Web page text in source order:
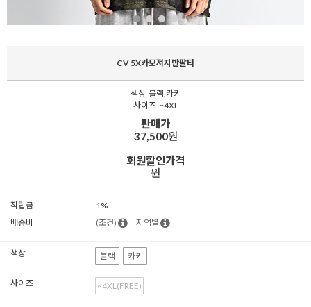
CV 5X카모져지반팔티
색상-블랙,카키
사이즈-~4XL
판매가
37,500원
회원할인가격
원
적립금
1%
배송비
(조건) 지역별
색상 블랙 카키
사이즈 ~4XL(FREE)